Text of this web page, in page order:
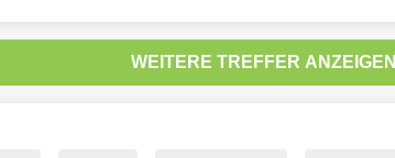
WEITERE TREFFER ANZEIGEN